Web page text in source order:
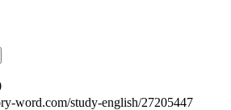
word.com/study-english/27205447